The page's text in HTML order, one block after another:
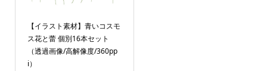
【イラスト素材】青いコスモ
ス花と蕾 個別16本セット
（透過画像/高解像度/360pp
i）